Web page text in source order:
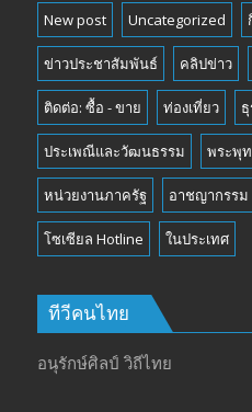
New post Uncategorized
ข่าวประชาสัมพันธ์ คลิปข่าว
ติดต่อ: ซื้อ - ขาย ท่องเที่ยว
ประเพณีและวัฒนธรรม พระพุ
หน่วยงานภาครัฐ อาชญากรรม
โซเซียล Hotline ในประเทศ
ทีวีคนไทย
อนุรักษ์ศิลป์ วิถีไทย